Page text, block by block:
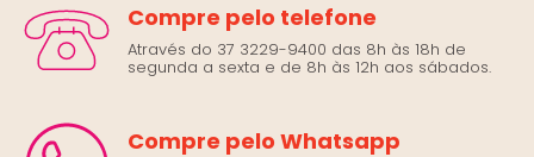
Compre pelo telefone
Através do 37 3229-9400 das 8h às 18h de
segunda a sexta e de 8h às 12h aos sábados.
Compre pelo Whatsapp